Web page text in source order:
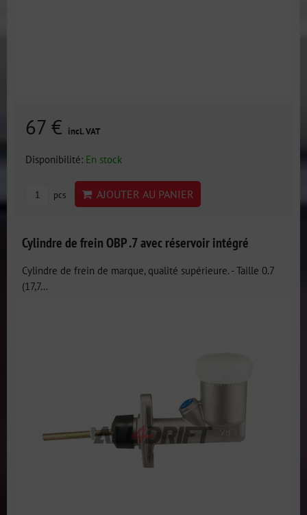
67 € incl. VAT
Disponibilité: En stock
pcs AJOUTER AU PANIER
Cylindre de frein OBP .7 avec réservoir intégré
Cylindre de frein de marque, qualité supérieure. - Taille 0.7
(17,7...